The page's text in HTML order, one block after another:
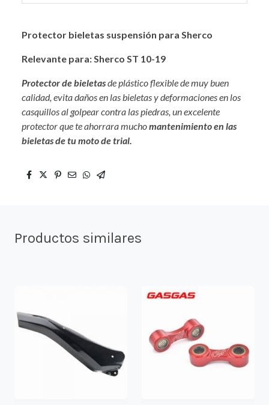
Protector bieletas suspensión para Sherco
Relevante para: Sherco ST 10-19
Protector de bieletasde plástico flexible de muy buen
calidad, evita daños en las bieletas y deformaciones en los
casquillos al golpear contra las piedras, un excelente
protector que te ahorrara muchomantenimiento en las
bieletas de tu moto de trial.
Productos similares